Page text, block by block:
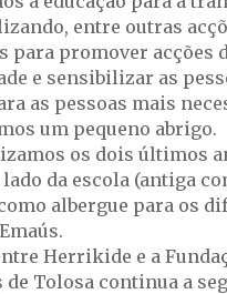
entre outras
para promover acções
e sensibilizar as
as pessoas mais
um pequeno abrigo.
os dois últimos
da escola (antiga
albergue para os
Herrikide e a
de Tolosa continua a